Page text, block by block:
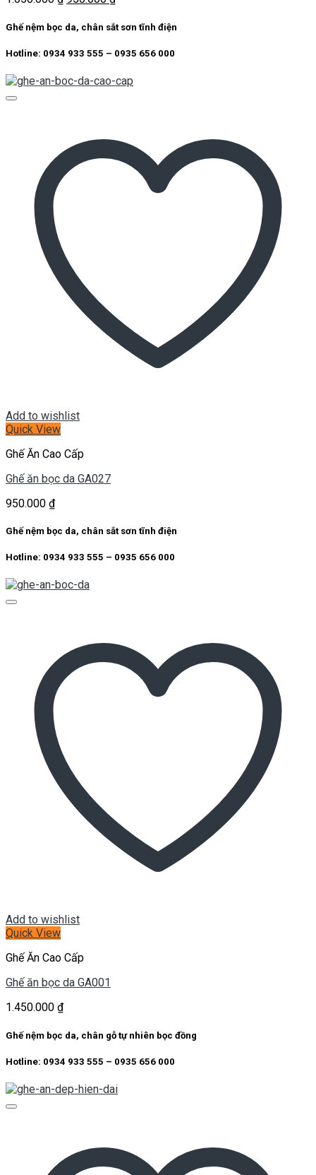
là:
tại
950.000 ₫.
Ghế nệm bọc da, chân sắt sơn tĩnh điện
Hotline: 0934 933 555 – 0935 656 000
Add to wishlist
Quick View
Ghế Ăn Cao Cấp
Ghế ăn bọc da GA027
950.000 ₫
Ghế nệm bọc da, chân sắt sơn tĩnh điện
Hotline: 0934 933 555 – 0935 656 000
Add to wishlist
Quick View
Ghế Ăn Cao Cấp
Ghế ăn bọc da GA001
1.450.000 ₫
Ghế nệm bọc da, chân gỗ tự nhiên bọc đồng
Hotline: 0934 933 555 – 0935 656 000